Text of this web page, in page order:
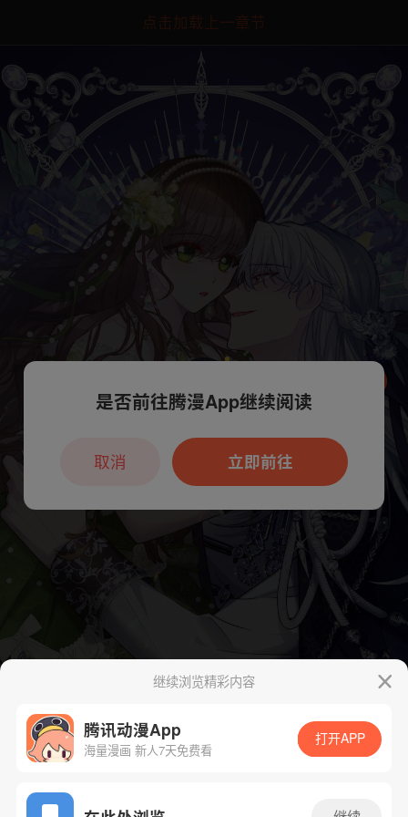
点击加载上一章节
App免费看
继续浏览精彩内容
腾讯动漫App
海量漫画 新人7天免费看
打开APP
本章节仅支持App阅读，可打开App新用
户7天免费看
是否前往腾漫App继续阅读
立即前往
取消